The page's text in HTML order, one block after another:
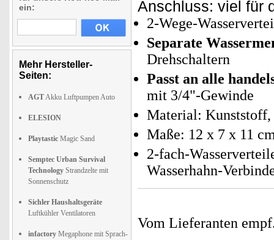
ein:
Mehr Hersteller-
Seiten:
AGTAkku Luftpumpen Auto
ELESION
Playtastic Magic Sand
Semptec Urban Survival
Technology Strandzelte mit
Sonnenschutz
Sichler Haushaltsgeräte
Luftkühler Ventilatoren
infactory Megaphone mit Sprach-
Anschluss: viel für
2-Wege-
Separate
Drehschaltern
Passt an alle
mit 3/4"-Gewinde
Material:
Maße: 12 x 7 x 11
2-fach-
Wasserhahn-
Vom Lieferanten